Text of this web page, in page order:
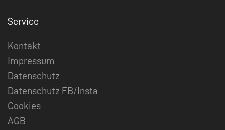
Service
Kontakt
Impressum
Datenschutz
Datenschutz FB/Insta
Cookies
AGB